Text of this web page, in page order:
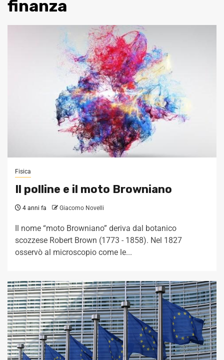
finanza
Fisica
Il polline e il moto Browniano
4 anni fa Giacomo Novelli
Il nome “moto Browniano” deriva dal botanico
scozzese Robert Brown (1773 - 1858). Nel 1827
osservò al microscopio come le...